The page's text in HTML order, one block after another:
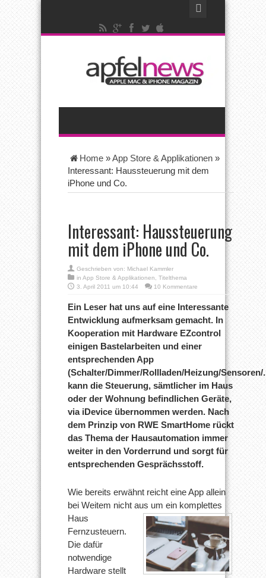
Home »App Store & Applikationen »
Interessant: Haussteuerung mit dem
iPhone und Co.
Interessant: Haussteuerung
mit dem iPhone und Co.
Geschrieben von: Michael Kammler
in App Store & Applikationen
Titelthema
3. April 2011 um 10:44
10 Kommentare
Ein Leser hat uns auf eine Interessante
Entwicklung aufmerksam gemacht. In
Kooperation mit Hardware EZcontrol
einigen Bastelarbeiten und einer
entsprechenden App
(Schalter/Dimmer/Rollladen/Heizung/Sensoren/
kann die Steuerung, sämtlicher im Haus
oder der Wohnung befindlichen Geräte,
via iDevice übernommen werden. Nach
dem Prinzip von RWE SmartHome rückt
das Thema der Hausautomation immer
weiter in den Vorderrund und sorgt für
entsprechenden Gesprächsstoff.
Wie bereits erwähnt reicht eine App allein
bei Weitem nicht aus um ein komplettes
Haus
Fernzusteuern.
Die dafür
notwendige
Hardware stellt